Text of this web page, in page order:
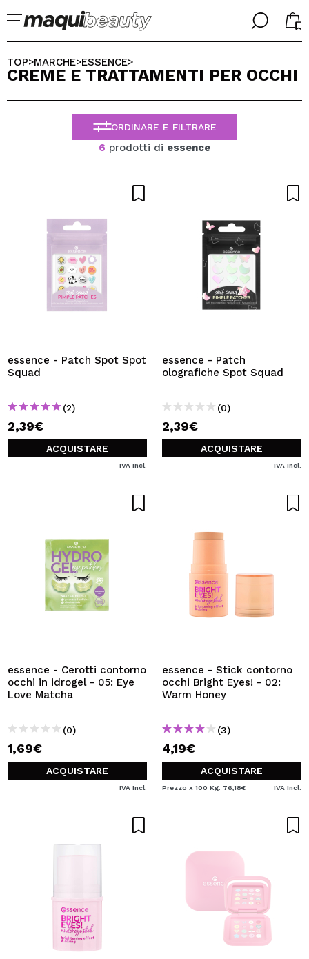
╳
Sono già #maquilover, ho un account
Ha dimenticato la password?
Non ho un account qui
VOGLIO REGISTRARMI
acquisti velocemente, controllare lo stato dei tuoi ordini e
consultare le tue operazioni precedenti.
CREARE UN ACCOUNT
╳
SELEZIONA LA TUA LINGUA
ITALIANO
ESPAÑOL
ENGLISH
FRANCES
TOP>MARCHE>ESSENCE>
CREME E TRATTAMENTI PER OCCHI
ORDINARE E FILTRARE
6 prodotti di essence
essence - Patch Spot Spot
Squad
(2)
2,39€
ACQUISTARE
IVA Incl.
essence - Patch
olografiche Spot Squad
(0)
2,39€
ACQUISTARE
IVA Incl.
essence - Cerotti contorno
occhi in idrogel - 05: Eye
Love Matcha
(0)
1,69€
ACQUISTARE
IVA Incl.
essence - Stick contorno
occhi Bright Eyes! - 02:
Warm Honey
(3)
4,19€
ACQUISTARE
Prezzo x 100 Kg: 76,18€ IVA Incl.